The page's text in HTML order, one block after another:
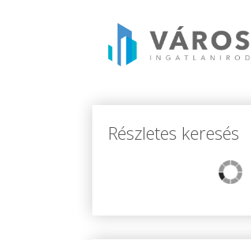
Részletes keresés